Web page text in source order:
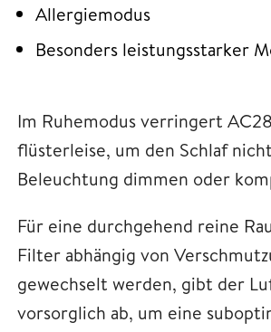
Allergiemodus
Besonders leistungsstarker
Im Ruhemodus verringert
flüsterleise, um den Schlaf
Beleuchtung dimmen oder
Für eine durchgehend reine
Filter abhängig von
gewechselt werden, gibt der
vorsorglich ab, um eine